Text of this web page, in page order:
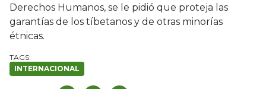
Derechos Humanos, se le pidió que proteja las
garantías de los tíbetanos y de otras minorías
étnicas.
INTERNACIONAL